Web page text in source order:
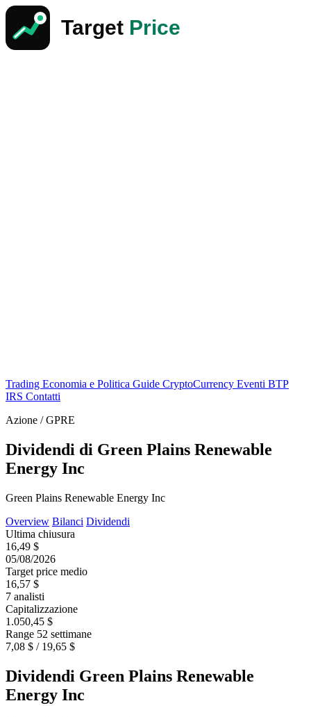
Trading Economia e Politica Guide CryptoCurrency Eventi BTP
IRS Contatti
Azione / GPRE
Dividendi di Green Plains Renewable
Energy Inc
Green Plains Renewable Energy Inc
Overview Bilanci Dividendi
Ultima chiusura
16,49 $
05/08/2026
Target price medio
16,57 $
7 analisti
Capitalizzazione
1.050,45 $
Range 52 settimane
7,08 $ / 19,65 $
Dividendi Green Plains Renewable
Energy Inc